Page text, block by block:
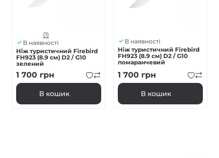
(1)
В наявності
Ніж туристичний Firebird
FH923 (8.9 см) D2 / G10
зелений
1 700 грн
В кошик
В наявності
Ніж туристичний Firebird
FH923 (8.9 см) D2 / G10
помаранчевий
1 700 грн
В кошик